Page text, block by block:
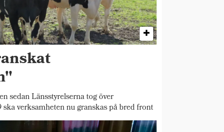
sedan Länsstyrelserna tog över
verksamheten nu granskas på bred front